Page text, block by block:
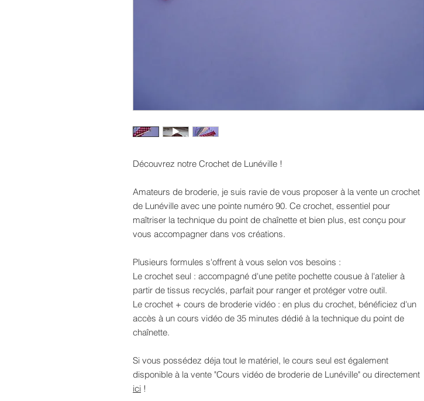
Découvrez notre Crochet de Lunéville !
Amateurs de broderie, je suis ravie de vous proposer à la vente un crochet
de Lunéville avec une pointe numéro 90. Ce crochet, essentiel pour
maîtriser la technique du point de chaînette et bien plus, est conçu pour
vous accompagner dans vos créations.
Plusieurs formules s'offrent à vous selon vos besoins :
Le crochet seul : accompagné d'une petite pochette cousue à l'atelier à
partir de tissus recyclés, parfait pour ranger et protéger votre outil.
Le crochet + cours de broderie vidéo : en plus du crochet, bénéficiez d'un
accès à un cours vidéo de 35 minutes dédié à la technique du point de
chaînette.
Si vous possédez déja tout le matériel, le cours seul est également
disponible à la vente "Cours vidéo de broderie de Lunéville" ou directement
ici !